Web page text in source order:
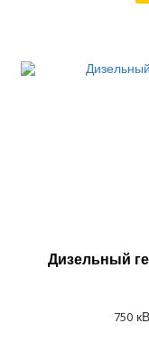
Дизельный
750